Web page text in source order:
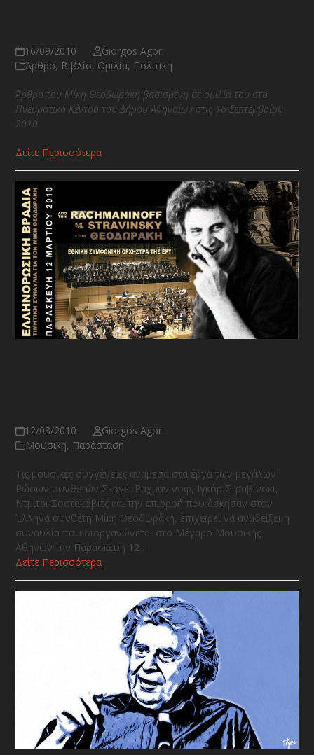
16/09/2010
Giorgos Agor.
Άρθρο, Βιβλίο, Ομιλία, Πολιτική
Άρθρο του Μίκη Θεοδωράκη βασισμένη σε ομιλία του στο
Πνευματικό Κέντρο του Δήμου Αθηναίων στις 16 Σεπτεμβρίου
2010
Δείτε Περισσότερα
12/03/2010
Giorgos Agor.
Μουσική, Παράσταση
Τις μουσικές συγγένειες ανάμεσα στα έργα των μεγάλων
Ρώσων συνθετών Σεργέι Ραχμάνινοφ, Ιγκόρ Στραβίνσκι,
Ντμίτρι Σοστακόβιτς και την επιρροή που άσκησαν στον
Έλληνα συνθέτη Μίκη Θεοδωράκη, επιχειρεί να αναδείξει η
συναυλία που διοργανώνεται στο Μέγαρο Μουσικής
Αθηνών την Παρασκευή 12…
Δείτε Περισσότερα